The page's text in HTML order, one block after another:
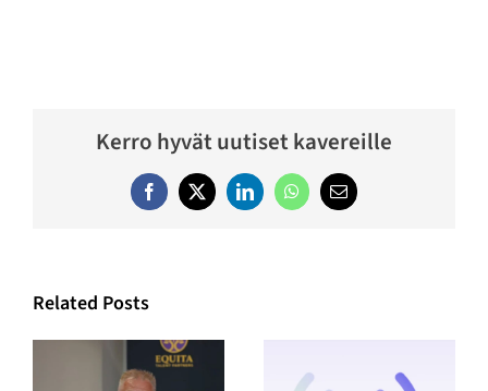
Kerro hyvät uutiset kavereille
FacebookTwitterLinkedInWhatsApp
Email
Related Posts